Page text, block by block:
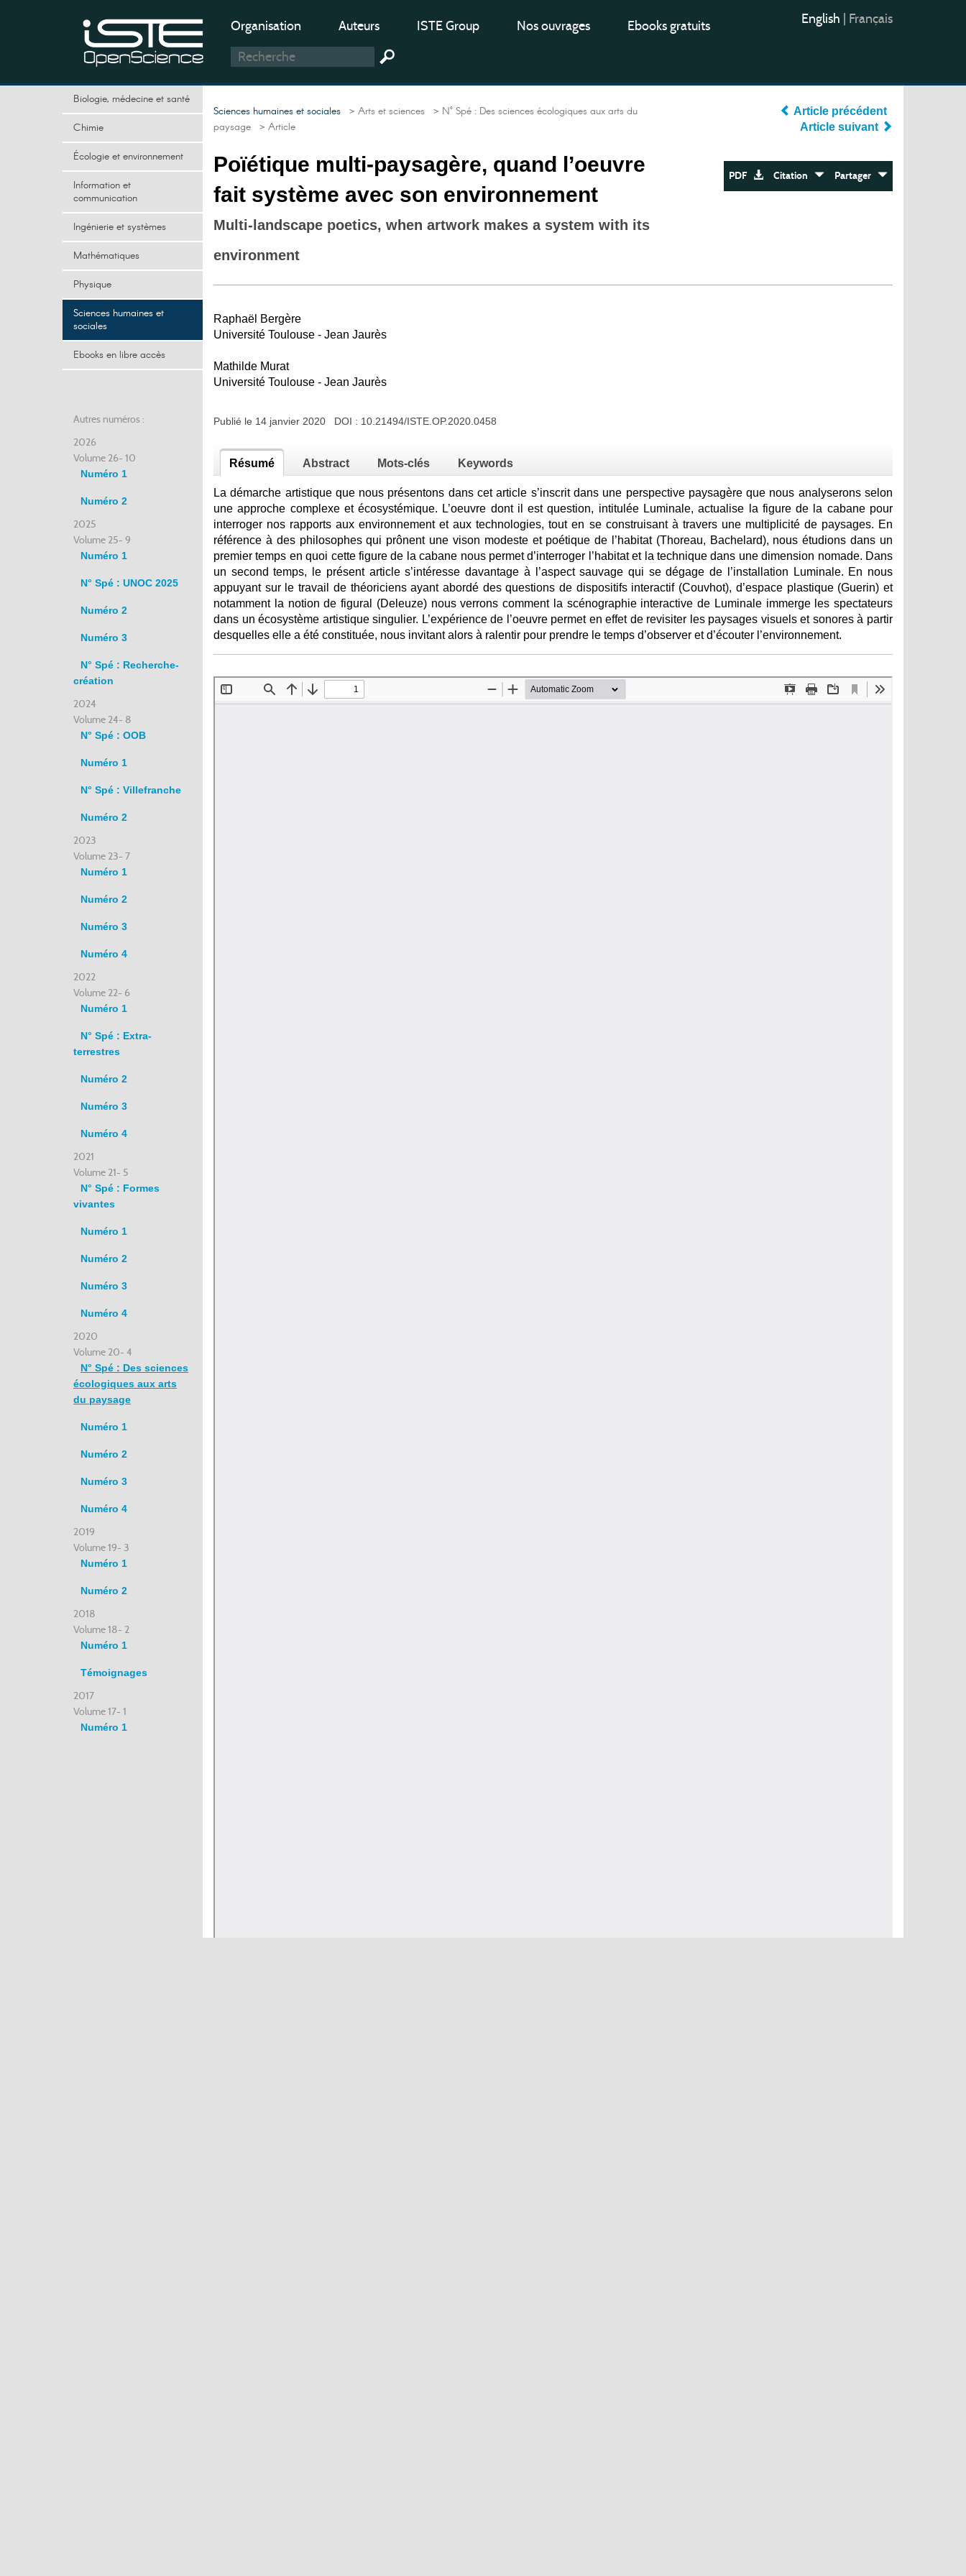
Organisation Auteurs ISTE Group Nos ouvrages Ebooks gratuits English Français
Biologie, médecine et santé
Chimie
Écologie et environnement
Information et
communication
Ingénierie et systèmes
Mathématiques
Physique
Sciences humaines et
sociales
Ebooks en libre accès
Autres numéros :
2026
Volume 26- 10
Numéro 1
Numéro 2
2025
Volume 25- 9
Numéro 1
N° Spé : UNOC 2025
Numéro 2
Numéro 3
N° Spé : Recherche-
création
2024
Volume 24- 8
N° Spé : OOB
Numéro 1
N° Spé : Villefranche
Numéro 2
2023
Volume 23- 7
Numéro 1
Numéro 2
Numéro 3
Numéro 4
2022
Volume 22- 6
Numéro 1
N° Spé : Extra-
terrestres
Numéro 2
Numéro 3
Numéro 4
2021
Volume 21- 5
N° Spé : Formes
vivantes
Numéro 1
Numéro 2
Numéro 3
Numéro 4
2020
Volume 20- 4
N° Spé : Des sciences
écologiques aux arts
du paysage
Numéro 1
Numéro 2
Numéro 3
Numéro 4
2019
Volume 19- 3
Numéro 1
Numéro 2
2018
Volume 18- 2
Numéro 1
Témoignages
2017
Volume 17- 1
Numéro 1
Sciences humaines et sociales > Arts et sciences > N° Spé : Des sciences écologiques aux arts du
paysage > Article
Poïétique multi-paysagère, quand l’oeuvre
fait système avec son environnement
Multi-landscape poetics, when artwork makes a system with its
environment
Article précédent
Article suivant
PDF Citation Partager
Raphaël Bergère
Université Toulouse - Jean Jaurès
Mathilde Murat
Université Toulouse - Jean Jaurès
Publié le 14 janvier 2020 DOI : 10.21494/ISTE.OP.2020.0458
Résumé Abstract Mots-clés Keywords
La démarche artistique que nous présentons dans cet article s’inscrit dans une perspective paysagère que nous analyserons selon
une approche complexe et écosystémique. L’oeuvre dont il est question, intitulée Luminale, actualise la figure de la cabane pour
interroger nos rapports aux environnement et aux technologies, tout en se construisant à travers une multiplicité de paysages. En
référence à des philosophes qui prônent une vison modeste et poétique de l’habitat (Thoreau, Bachelard), nous étudions dans un
premier temps en quoi cette figure de la cabane nous permet d’interroger l’habitat et la technique dans une dimension nomade. Dans
un second temps, le présent article s’intéresse davantage à l’aspect sauvage qui se dégage de l’installation Luminale. En nous
appuyant sur le travail de théoriciens ayant abordé des questions de dispositifs interactif (Couvhot), d’espace plastique (Guerin) et
notamment la notion de figural (Deleuze) nous verrons comment la scénographie interactive de Luminale immerge les spectateurs
dans un écosystème artistique singulier. L’expérience de l’oeuvre permet en effet de revisiter les paysages visuels et sonores à partir
desquelles elle a été constituée, nous invitant alors à ralentir pour prendre le temps d’observer et d’écouter l’environnement.